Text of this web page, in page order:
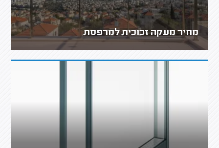
מחיר מעקה זכוכית למרפסת